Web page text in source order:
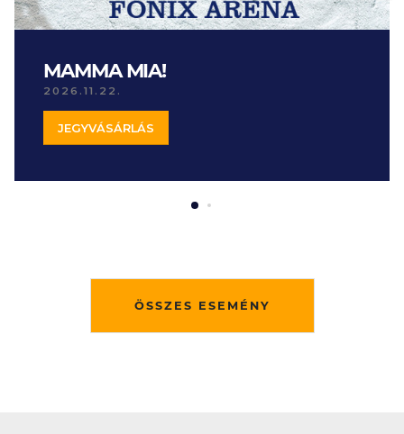
MAMMA MIA!
2026.11.22.
JEGYVÁSÁRLÁS
ÖSSZES ESEMÉNY